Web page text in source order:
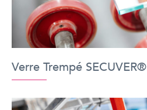
Verre Trempé SECUVER®